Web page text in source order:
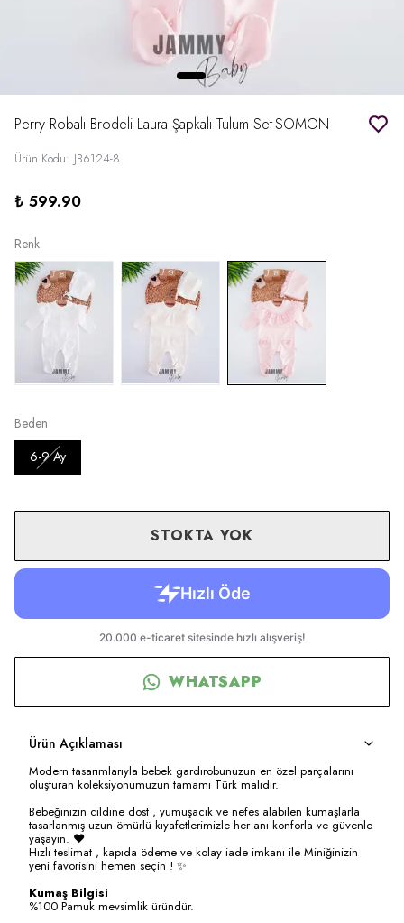
Perry Robalı Brodeli Laura Şapkalı Tulum Set-SOMON
Ürün Kodu: JB6124-8
₺ 599.90
Renk
Beden
6-9 Ay
STOKTA YOK
WHATSAPP
Ürün Açıklaması
Modern tasarımlarıyla bebek gardırobunuzun en özel parçalarını
oluşturan koleksiyonumuzun tamamı Türk malıdır.
Bebeğinizin cildine dost , yumuşacık ve nefes alabilen kumaşlarla
tasarlanmış uzun ömürlü kıyafetlerimizle her anı konforla ve güvenle
yaşayın. ❤️
Hızlı teslimat , kapıda ödeme ve kolay iade imkanı ile Miniğinizin
yeni favorisini hemen seçin ! ✨
Kumaş Bilgisi
%100 Pamuk mevsimlik üründür.